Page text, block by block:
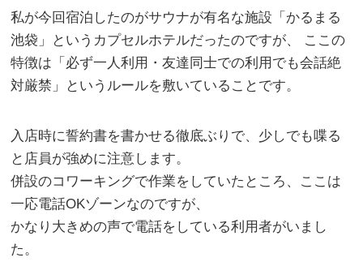
私が今回宿泊したのがサウナが有名な施設「かるまる
池袋」というカプセルホテルだったのですが、 ここの
特徴は「必ず一人利用・友達同士での利用でも会話絶
対厳禁」というルールを敷いていることです。
入店時に誓約書を書かせる徹底ぶりで、少しでも喋る
と店員が強めに注意します。
併設のコワーキングで作業をしていたところ、ここは
一応電話OKゾーンなのですが、
かなり大きめの声で電話をしている利用者がいまし
た。